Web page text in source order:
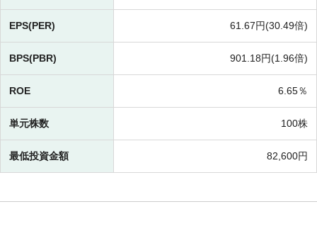
EPS(PER) 61.67円(30.49倍)
BPS(PBR) 901.18円(1.96倍)
ROE 6.65％
単元株数 100株
最低投資金額 82,600円